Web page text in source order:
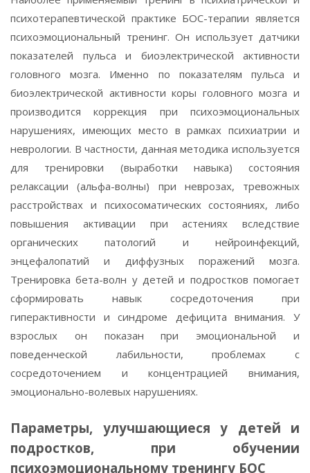
психотерапевтической практике БОС-терапии является
психоэмоциональный тренинг. Он использует датчики
показателей пульса и биоэлектрической активности
головного мозга. Именно по показателям пульса и
биоэлектрической активности коры головного мозга и
производится коррекция при психоэмоциональных
нарушениях, имеющих место в рамках психиатрии и
неврологии. В частности, данная методика используется
для тренировки (выработки навыка) состояния
релаксации (альфа-волны) при неврозах, тревожных
расстройствах и психосоматических состояниях, либо
повышения активации при астениях вследствие
органических патологий и нейроинфекций,
энцефалопатий и диффузных поражений мозга.
Тренировка бета-волн у детей и подростков помогает
сформировать навык сосредоточения при
гиперактивности и синдроме дефицита внимания. У
взрослых он показан при эмоциональной и
поведенческой лабильности, проблемах с
сосредоточением и концентрацией внимания,
эмоционально-волевых нарушениях.
Параметры, улучшающиеся у детей и
подростков, при обучении
психоэмоциональному тренингу БОС